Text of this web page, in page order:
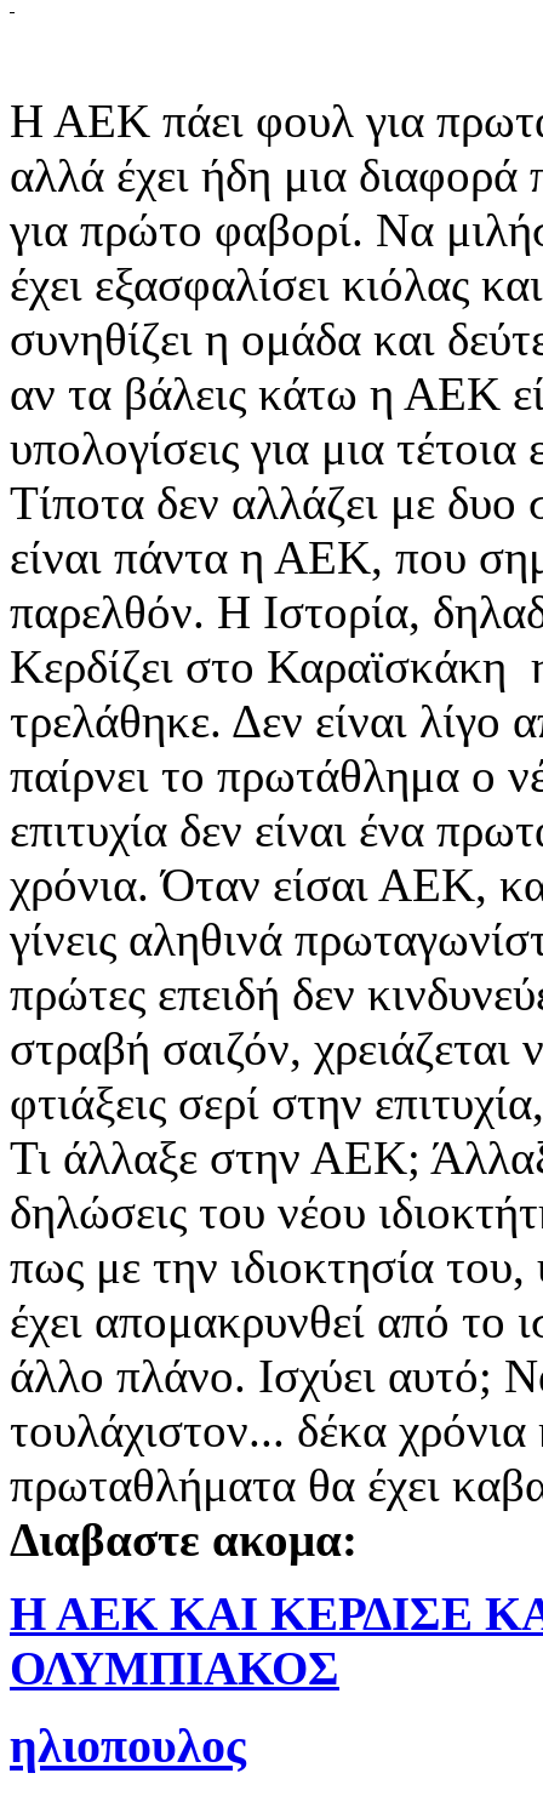
Η ΑΕΚ πάει φουλ για
αλλά έχει ήδη μια διαφορά
για πρώτο φαβορί. Να
έχει εξασφαλίσει κιόλας
συνηθίζει η ομάδα και
αν τα βάλεις κάτω η ΑΕΚ
υπολογίσεις για μια τέτοια
Τίποτα δεν αλλάζει με
είναι πάντα η ΑΕΚ, που
παρελθόν. Η Ιστορία,
Κερδίζει στο
τρελάθηκε. Δεν είναι λίγο
παίρνει το πρωτάθλημα ο
επιτυχία δεν είναι ένα
χρόνια. Όταν είσαι ΑΕΚ,
γίνεις αληθινά
πρώτες επειδή δεν
στραβή σαιζόν,
φτιάξεις σερί στην
Τι άλλαξε στην ΑΕΚ;
δηλώσεις του νέου
πως με την ιδιοκτησία
έχει απομακρυνθεί από το
άλλο πλάνο. Ισχύει αυτό;
τουλάχιστον... δέκα
πρωταθλήματα θα έχει
Διαβαστε ακομα:
Η ΑΕΚ ΚΑΙ ΚΕΡΔΙΣΕ
ΟΛΥΜΠΙΑΚΟΣ
ηλιοπουλος